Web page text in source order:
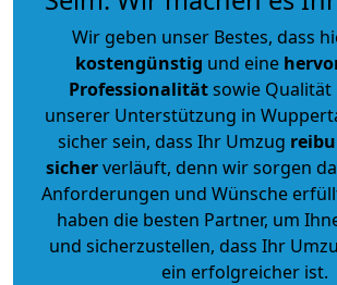
Wir geben unser Bestes, dass
kostengünstig und eine
Professionalitätsowie
unserer Unterstützung in
sicher sein, dass Ihr Umzug
sicherverläuft, denn wir sorgen
Anforderungen und Wünsche
haben die besten Partner, um
und sicherzustellen, dass Ihr
ein erfolgreicher ist.